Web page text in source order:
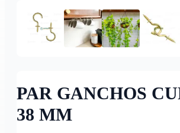
PAR GANCHOS
38 MM